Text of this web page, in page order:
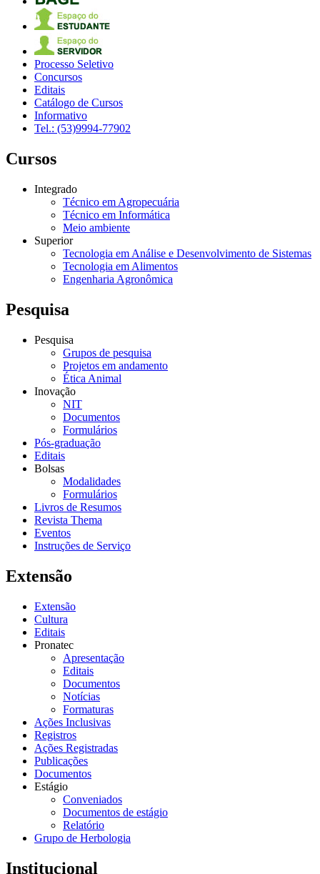
Processo Seletivo
Concursos
Editais
Catálogo de Cursos
Informativo
Tel.: (53)9994-77902
Cursos
Integrado
Técnico em Agropecuária
Técnico em Informática
Meio ambiente
Superior
Tecnologia em Análise e Desenvolvimento de Sistemas
Tecnologia em Alimentos
Engenharia Agronômica
Pesquisa
Pesquisa
Grupos de pesquisa
Projetos em andamento
Ética Animal
Inovação
NIT
Documentos
Formulários
Pós-graduação
Editais
Bolsas
Modalidades
Formulários
Livros de Resumos
Revista Thema
Eventos
Instruções de Serviço
Extensão
Extensão
Cultura
Editais
Pronatec
Apresentação
Editais
Documentos
Notícias
Formaturas
Ações Inclusivas
Registros
Ações Registradas
Publicações
Documentos
Estágio
Conveniados
Documentos de estágio
Relatório
Grupo de Herbologia
Institucional